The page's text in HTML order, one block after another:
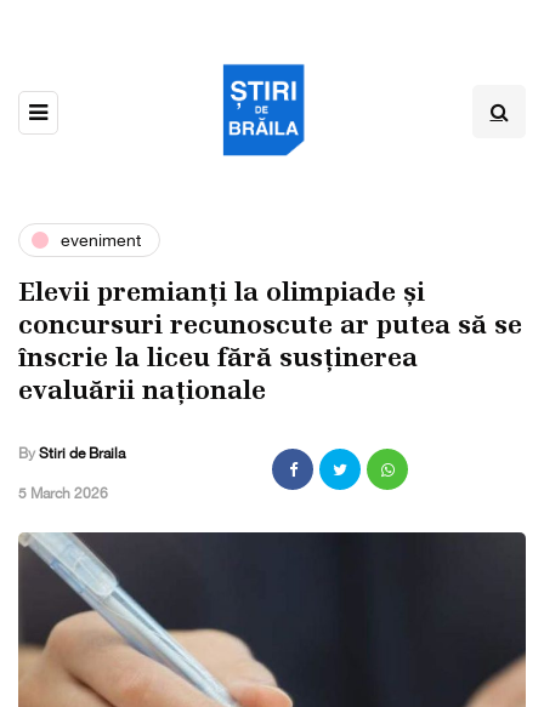
eveniment
Elevii premianți la olimpiade și
concursuri recunoscute ar putea să se
înscrie la liceu fără susținerea
evaluării naționale
By Stiri de Braila
,5 March 2026